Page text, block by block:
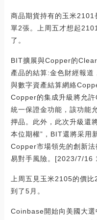
商品期貨持有的玉米
單2張。上周五才想起
了。
BIT擴展與Copper的
產品的結算:金色財經報
與數字資產結算網絡
Copper的集成升級將允
統一保證金功能，該功能
押品。此外，此次升級還
本位期權”，BIT還將采用
Copper市場領先的創新
易對手風險。[2023/7/16
上周五見玉米2105的價
到了5月。
Coinbase開始向美國大